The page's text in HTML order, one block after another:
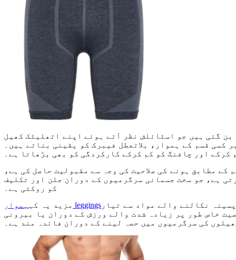
گئی ہیں جو اسٹائلش نظر آتے ہوئے اپنے اتھلیٹک کھیل
قسم کے ہموار، بلاتعطل فیبرک کو یقینی بناتے ہیں۔
اور چافنگ کو کم کرکے کارکردگی کو بھی بڑھاتا ہے۔
مطابق ہونے کی صلاحیت کی وجہ سے مقبولیت حاصل کی ہے،
ہے، جو سخت جسمانی سرگرمیوں کے دوران جلن اور تکلیف
کو روکتی ہے۔
مزید یہ کہ ہموار leggings نکالنے والے مواد سے تیار
خاص طور پر زیادہ شدت والے ورزش کے دوران یا بیرونی
کی سرگرمیوں میں حصہ لینے کے دوران فائدہ مند ہے۔